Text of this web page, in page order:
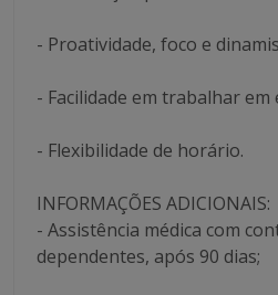
- Proatividade, foco e
- Facilidade em trabalhar em
- Flexibilidade de horário.
INFORMAÇÕES ADICIONAIS:
- Assistência médica com
dependentes, após 90 dias;